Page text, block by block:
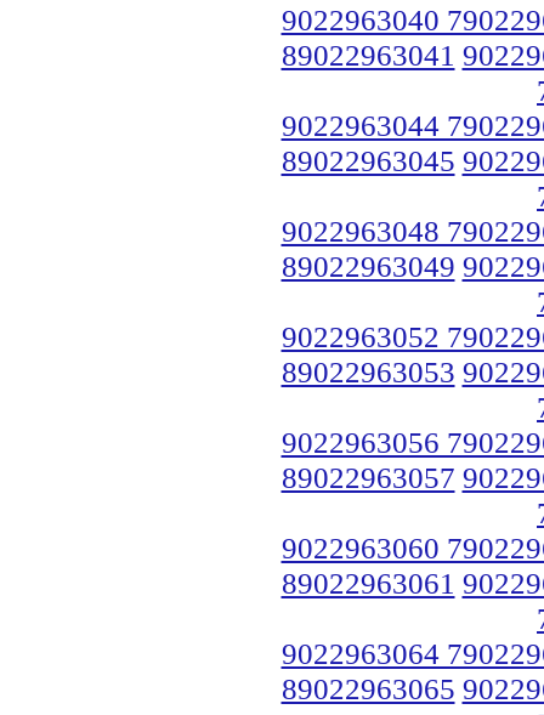
9022963040
89022963041
9022963044
89022963045
9022963048
89022963049
9022963052
89022963053
9022963056
89022963057
9022963060
89022963061
9022963064
89022963065